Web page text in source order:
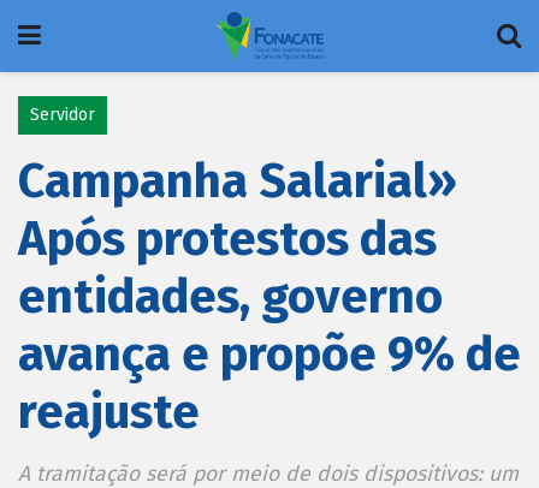
Servidor
Campanha Salarial»
Após protestos das
entidades, governo
avança e propõe 9% de
reajuste
A tramitação será por meio de dois dispositivos: um